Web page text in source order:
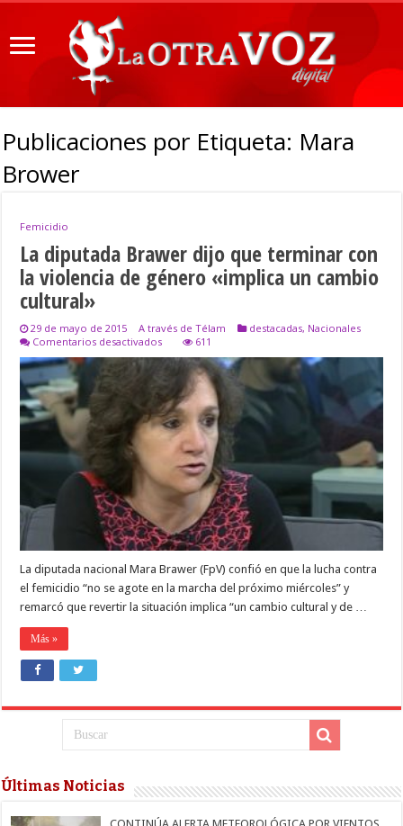
Publicaciones por Etiqueta: Mara
Brower
Femicidio
La diputada Brawer dijo que terminar con
la violencia de género «implica un cambio
cultural»
29 de mayo de 2015 A través de Télam destacadas, Nacionales
Comentarios desactivadosen
La
diputada
Brawer
dijo
que
terminar
con
violencia
género
«implica
un
cambio
cultural»
611
La diputada nacional Mara Brawer (FpV) confió en que la lucha contra
el femicidio “no se agote en la marcha del próximo miércoles” y
remarcó que revertir la situación implica “un cambio cultural y de …
Más »
Últimas Noticias